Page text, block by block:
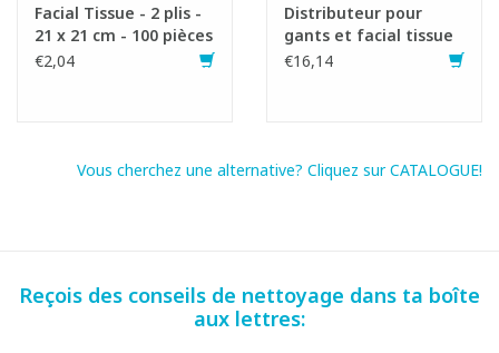
Facial Tissue - 2 plis -
21 x 21 cm - 100 pièces
€2,04
Distributeur pour
gants et facial tissue
€16,14
Vous cherchez une alternative? Cliquez sur CATALOGUE!
Reçois des conseils de nettoyage dans ta boîte
aux lettres: